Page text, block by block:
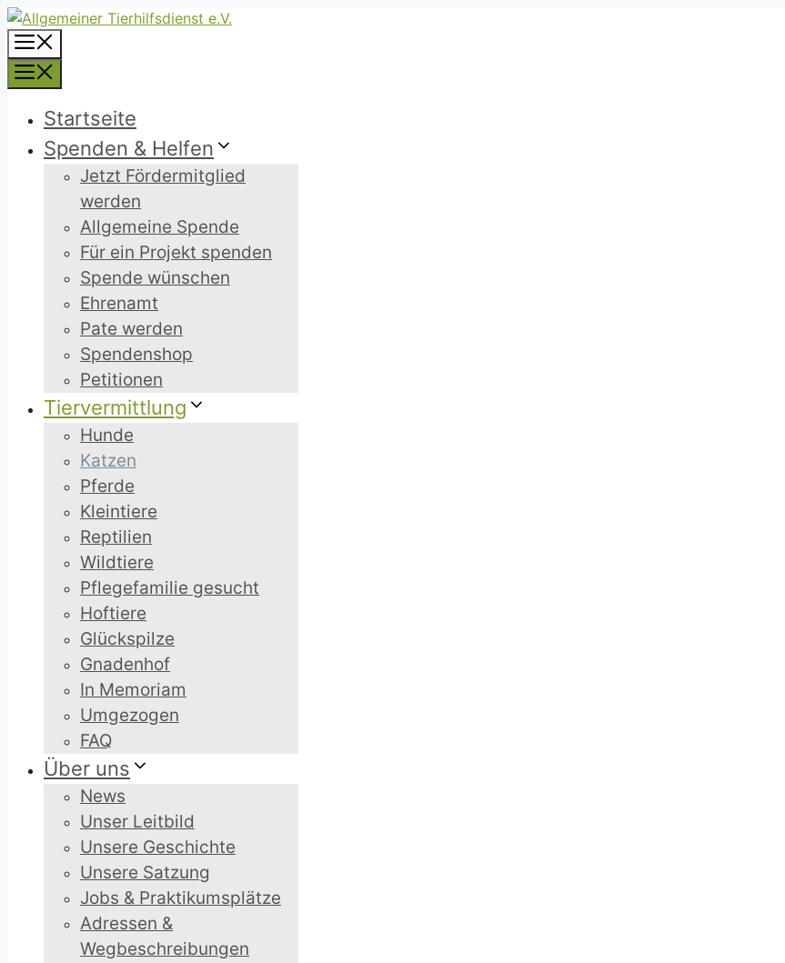
Zum
Inhalt
springen
Startseite
Spenden & Helfen
Jetzt Fördermitglied
werden
Allgemeine Spende
Für ein Projekt spenden
Spende wünschen
Ehrenamt
Pate werden
Spendenshop
Petitionen
Tiervermittlung
Hunde
Katzen
Pferde
Kleintiere
Reptilien
Wildtiere
Pflegefamilie gesucht
Hoftiere
Glückspilze
Gnadenhof
In Memoriam
Umgezogen
FAQ
Über uns
News
Unser Leitbild
Unsere Geschichte
Unsere Satzung
Jobs & Praktikumsplätze
Adressen &
Wegbeschreibungen